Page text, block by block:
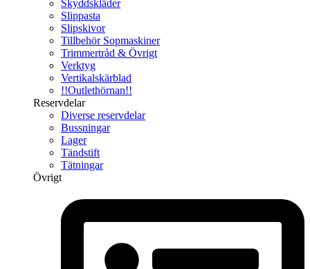
Skyddskläder
Slippasta
Slipskivor
Tillbehör Sopmaskiner
Trimmertråd & Övrigt
Verktyg
Vertikalskärblad
!!Outlethörnan!!
Reservdelar
Diverse reservdelar
Bussningar
Lager
Tändstift
Tätningar
Övrigt